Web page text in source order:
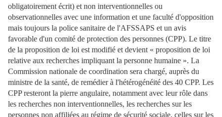
obligatoirement écrit) et non interventionnelles ou
observationnelles avec une information et une faculté d'opposition
mais toujours la police sanitaire de l'AFSSAPS et un avis
favorable d'un comité de protection des personnes (CPP). Le titre
de la proposition de loi est modifié et devient « proposition de loi
relative aux recherches impliquant la personne humaine ». La
Commission nationale de coordination sera chargé, auprès du
ministre de la santé, de remédier à l'hétérogénéité des 40 CPP. Les
CPP resteront la pierre angulaire, notamment avec leur rôle dans
les recherches non interventionnelles, les recherches sur les
personnes non affiliées au régime de sécurité sociale, celles sur les